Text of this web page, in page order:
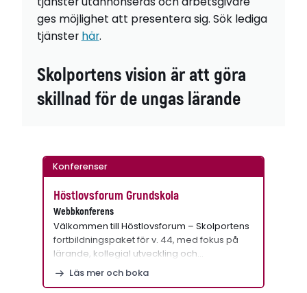
ges möjlighet att presentera sig. Sök lediga
tjänster här.
Skolportens vision är att göra
skillnad för de ungas lärande
Konferenser
Höstlovsforum Grundskola
Webbkonferens
Välkommen till Höstlovsforum – Skolportens
fortbildningspaket för v. 44, med fokus på
lärande, kollegial utveckling och…
Läs mer och boka